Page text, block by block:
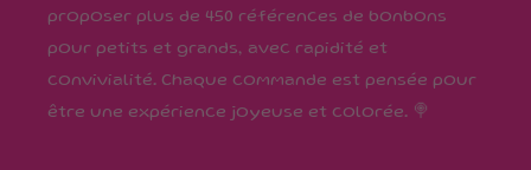
proposer plus de 450 références de bonbons
pour petits et grands, avec rapidité et
convivialité. Chaque commande est pensée pour
être une expérience joyeuse et colorée. 🍭